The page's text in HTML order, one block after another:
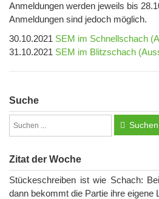
Anmeldungen werden jeweils bis
Anmeldungen sind jedoch möglich.
30.10.2021 SEM im Schnellschach
31.10.2021 SEM im Blitzschach
Suche
Suchen
Zitat der Woche
Stückeschreiben ist wie Schach:
dann bekommt die Partie ihre eigene